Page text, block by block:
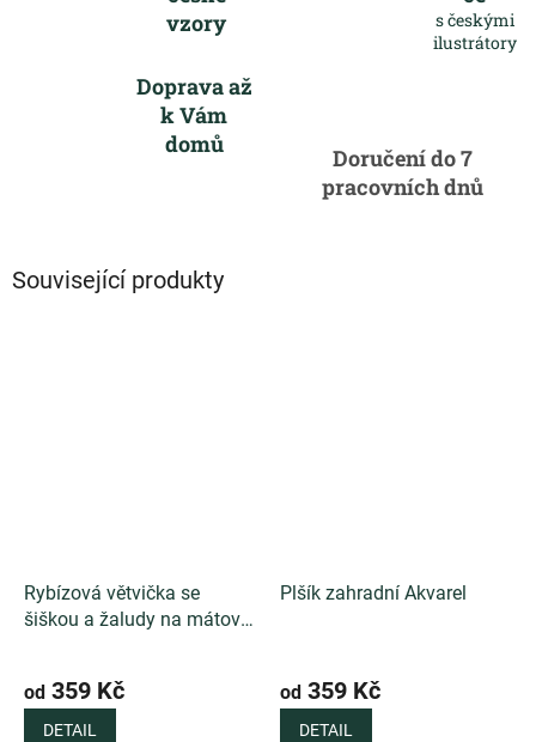
vzory
s českými
ilustrátory
Doprava až
k Vám
domů
Doručení do 7
pracovních dnů
Související produkty
Rybízová větvička se
šiškou a žaludy na mátové
od 359 Kč
DETAIL
Plšík zahradní Akvarel
od 359 Kč
DETAIL